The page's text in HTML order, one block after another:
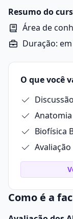
Resumo do
Área de
Duração:
O que você
Biofísica
Como é a